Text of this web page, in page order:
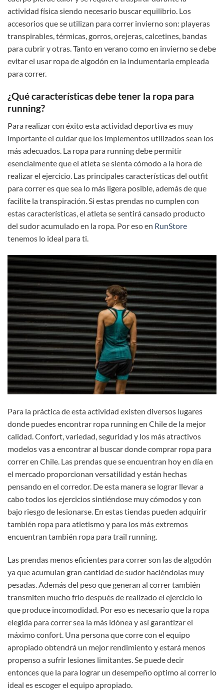
actividad física siendo necesario buscar equilibrio. Los
accesorios que se utilizan para correr invierno son: playeras
transpirables, térmicas, gorros, orejeras, calcetines, bandas
para cubrir y otras. Tanto en verano como en invierno se debe
evitar el usar ropa de algodón en la indumentaria empleada
para correr.
¿Qué características debe tener la ropa para
running?
Para realizar con éxito esta actividad deportiva es muy
importante el cuidar que los implementos utilizados sean los
más adecuados. La ropa para running debe permitir
esencialmente que el atleta se sienta cómodo a la hora de
realizar el ejercicio. Las principales características del outfit
para correr es que sea lo más ligera posible, además de que
facilite la transpiración. Si estas prendas no cumplen con
estas características, el atleta se sentirá cansado producto
del sudor acumulado en la ropa. Por eso en RunStore
tenemos lo ideal para ti.
Para la práctica de esta actividad existen diversos lugares
donde puedes encontrar ropa running en Chile de la mejor
calidad. Confort, variedad, seguridad y los más atractivos
modelos vas a encontrar al buscar donde comprar ropa para
correr en Chile. Las prendas que se encuentran hoy en día en
el mercado proporcionan versatilidad y están hechas
pensando en el corredor. De esta manera se lograr llevar a
cabo todos los ejercicios sintiéndose muy cómodos y con
bajo riesgo de lesionarse. En estas tiendas pueden adquirir
también ropa para atletismo y para los más extremos
encuentran también ropa para trail running.
Las prendas menos eficientes para correr son las de algodón
ya que acumulan gran cantidad de sudor haciéndolas muy
pesadas. Además del peso que generan al correr también
transmiten mucho frio después de realizado el ejercicio lo
que produce incomodidad. Por eso es necesario que la ropa
elegida para correr sea la más idónea y así garantizar el
máximo confort. Una persona que corre con el equipo
apropiado obtendrá un mejor rendimiento y estará menos
propenso a sufrir lesiones limitantes. Se puede decir
entonces que la para lograr un desempeño optimo al correr lo
ideal es escoger el equipo apropiado.